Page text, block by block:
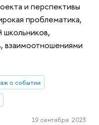
и перспективы
проблематика,
школьников,
взаимоотношениями
о событии
19 сентября 2023